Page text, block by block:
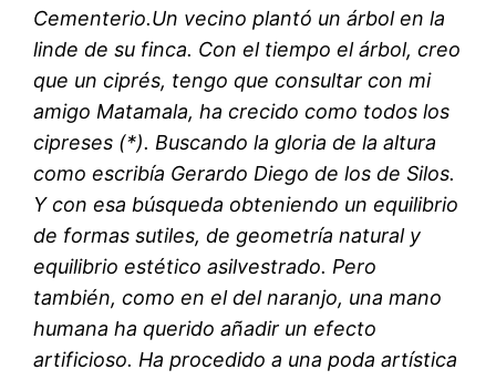
Cementerio.Un vecino plantó un árbol en la
linde de su finca. Con el tiempo el árbol, creo
que un ciprés, tengo que consultar con mi
amigo Matamala, ha crecido como todos los
cipreses (*). Buscando la gloria de la altura
como escribía Gerardo Diego de los de Silos.
Y con esa búsqueda obteniendo un equilibrio
de formas sutiles, de geometría natural y
equilibrio estético asilvestrado. Pero
también, como en el del naranjo, una mano
humana ha querido añadir un efecto
artificioso. Ha procedido a una poda artística